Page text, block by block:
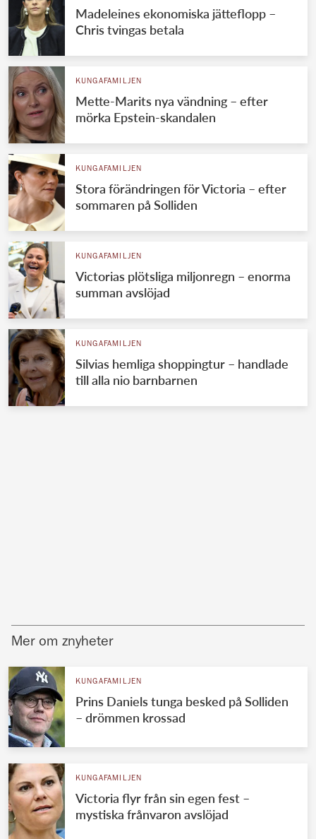
Madeleines ekonomiska jätteflopp –
Chris tvingas betala
KUNGAFAMILJEN
Mette-Marits nya vändning – efter
mörka Epstein-skandalen
KUNGAFAMILJEN
Stora förändringen för Victoria – efter
sommaren på Solliden
KUNGAFAMILJEN
Victorias plötsliga miljonregn – enorma
summan avslöjad
KUNGAFAMILJEN
Silvias hemliga shoppingtur – handlade
till alla nio barnbarnen
Mer om znyheter
KUNGAFAMILJEN
Prins Daniels tunga besked på Solliden
– drömmen krossad
KUNGAFAMILJEN
Victoria flyr från sin egen fest –
mystiska frånvaron avslöjad